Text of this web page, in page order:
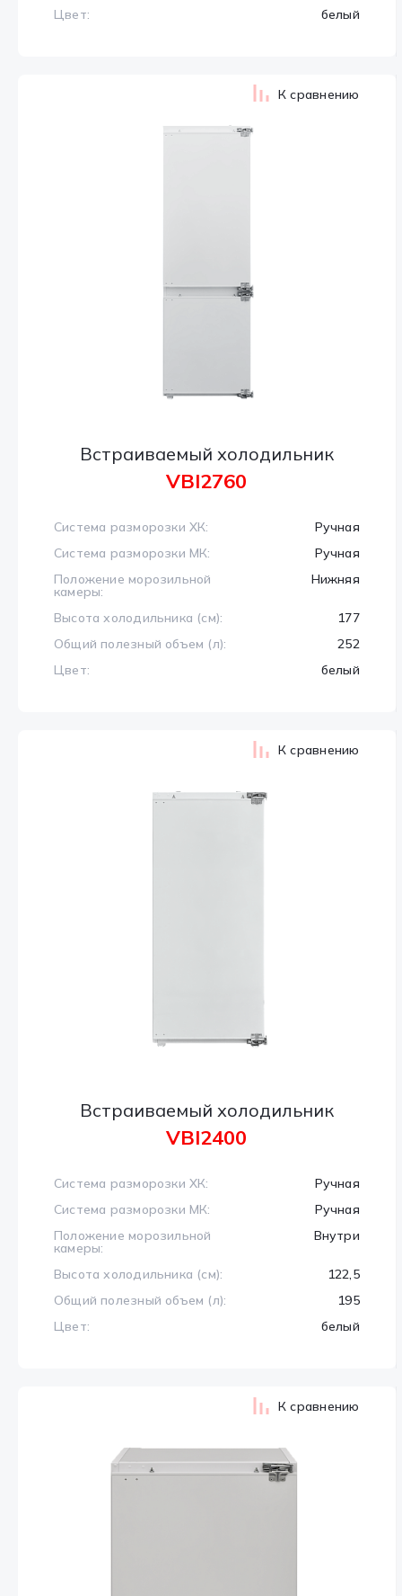
Цвет:
белый
Встраиваемый холодильник
VBI2760
Система разморозки ХК:
Ручная
Система разморозки МК:
Ручная
Положение морозильной
камеры:
Нижняя
Высота холодильника (см):
177
Общий полезный объем (л):
252
Цвет:
белый
К сравнению
Встраиваемый холодильник
VBI2400
Система разморозки ХК:
Ручная
Система разморозки МК:
Ручная
Положение морозильной
камеры:
Внутри
Высота холодильника (см):
122,5
Общий полезный объем (л):
195
Цвет:
белый
К сравнению
К сравнению